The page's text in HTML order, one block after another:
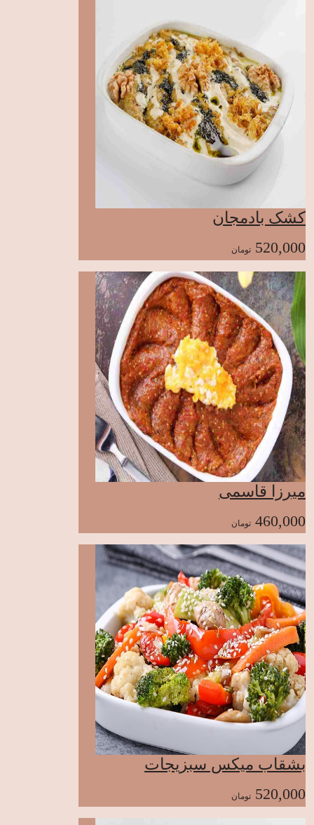
کشک بادمجان
520,000 تومان
میرزا قاسمی
460,000 تومان
بشقاب میکس سبزیجات
520,000 تومان